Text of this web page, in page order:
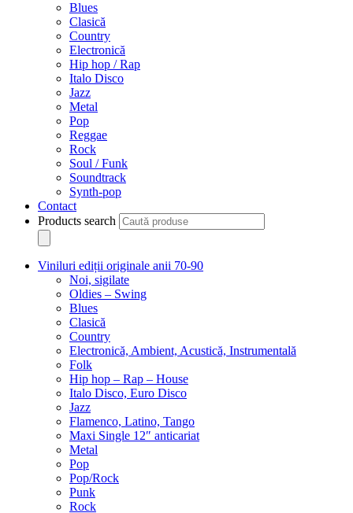
Blues
Clasică
Country
Electronică
Hip hop / Rap
Italo Disco
Jazz
Metal
Pop
Reggae
Rock
Soul / Funk
Soundtrack
Synth-pop
Contact
Products search
Viniluri ediții originale anii 70-90
Noi, sigilate
Oldies – Swing
Blues
Clasică
Country
Electronică, Ambient, Acustică, Instrumentală
Folk
Hip hop – Rap – House
Italo Disco, Euro Disco
Jazz
Flamenco, Latino, Tango
Maxi Single 12″ anticariat
Metal
Pop
Pop/Rock
Punk
Rock